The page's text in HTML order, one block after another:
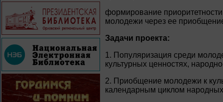
формирование
молодежи через ее
Задачи проекта:
1. Популяризация среди
культурных ценностях,
2. Приобщение молодежи к
календарным циклом